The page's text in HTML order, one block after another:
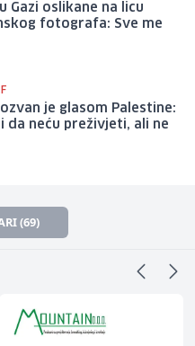
Gazi oslikane na licu
fotografa: Sve me
je glasom Palestine:
da neću preživjeti, ali ne
(69)